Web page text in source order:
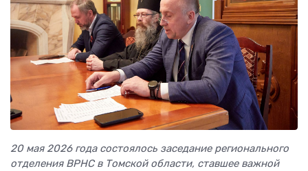
20 мая 2026 года состоялось заседание регионального
отделения ВРНС в Томской области, ставшее важной